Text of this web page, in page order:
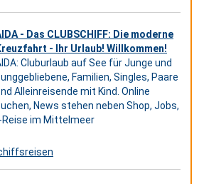
- Das CLUBSCHIFF: Die moderne
- Ihr Urlaub! Willkommen!
Cluburlaub auf See für Junge und
Familien, Singles, Paare
Alleinreisende mit Kind. Online
News stehen neben Shop, Jobs,
im Mittelmeer